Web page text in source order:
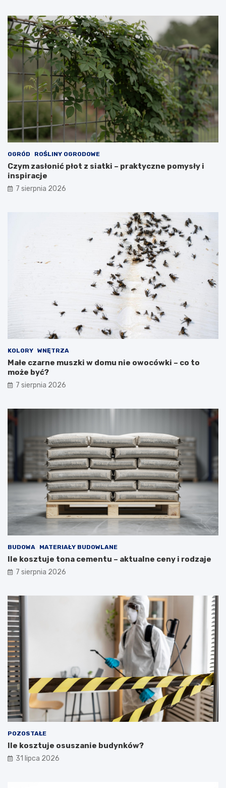
OGRÓD ROŚLINY OGRODOWE
Czym zasłonić płot z siatki – praktyczne pomysły i
inspiracje
7 sierpnia 2026
KOLORY WNĘTRZA
Małe czarne muszki w domu nie owocówki – co to
może być?
7 sierpnia 2026
BUDOWA MATERIAŁY BUDOWLANE
Ile kosztuje tona cementu – aktualne ceny i rodzaje
7 sierpnia 2026
POZOSTAŁE
Ile kosztuje osuszanie budynków?
31 lipca 2026